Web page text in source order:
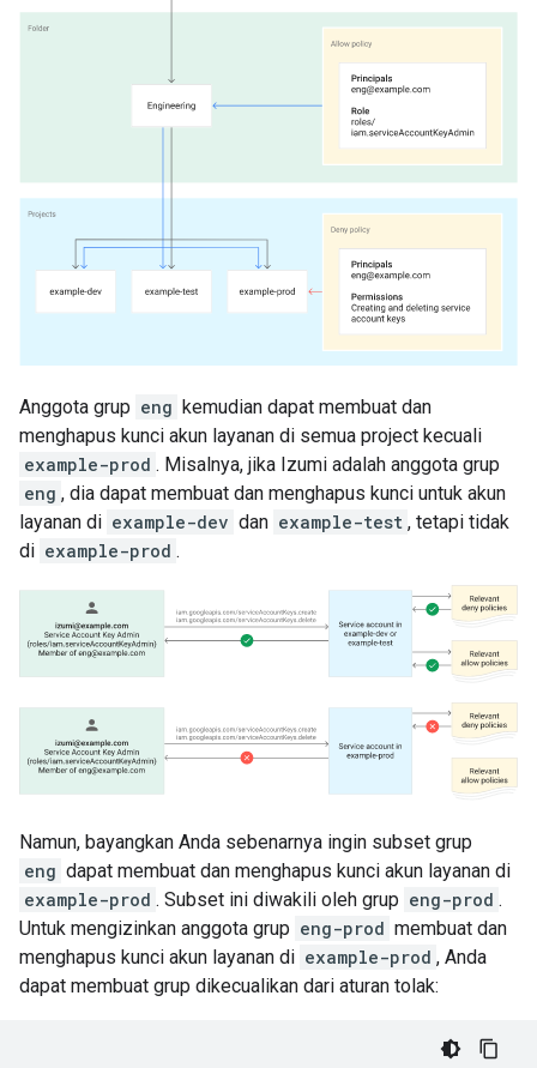
Anggota grup eng kemudian dapat membuat dan
menghapus kunci akun layanan di semua project kecuali
example-prod . Misalnya, jika Izumi adalah anggota grup
eng , dia dapat membuat dan menghapus kunci untuk akun
layanan di example-dev dan example-test , tetapi tidak
di example-prod .
Namun, bayangkan Anda sebenarnya ingin subset grup
eng dapat membuat dan menghapus kunci akun layanan di
example-prod . Subset ini diwakili oleh grup eng-prod .
Untuk mengizinkan anggota grup eng-prod membuat dan
menghapus kunci akun layanan di example-prod , Anda
dapat membuat grup dikecualikan dari aturan tolak: